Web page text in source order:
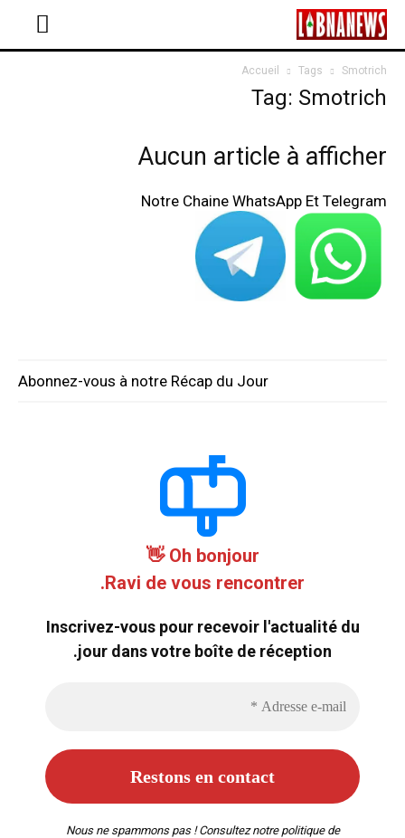
Accueil Tags Smotrich
Tag: Smotrich
Aucun article à afficher
Notre Chaine WhatsApp Et Telegram
Abonnez-vous à notre Récap du Jour
Oh bonjour 👋
Ravi de vous rencontrer.
Inscrivez-vous pour recevoir l'actualité du
jour dans votre boîte de réception.
Nous ne spammons pas ! Consultez notre politique de